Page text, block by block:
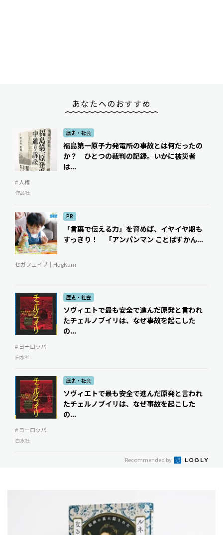
あなたへのおすすめ
歴史・社会
福島第一原子力発電所の事故とは何だったの
か？ ひとつの裁判の記録。いかに被災者
は...
# 人権
作品社
PR
「言葉で伝える力」を育めば、イヤイヤ期も
すっきり！ 「アンパンマン ことばずかん...
セガフェイブ｜HugKum
歴史・社会
ソヴィエトで最も安全で進んだ原発と言われ
たチェルノブイリは、なぜ事故を起こした
の...
# ヨーロッパ
白水社
歴史・社会
ソヴィエトで最も安全で進んだ原発と言われ
たチェルノブイリは、なぜ事故を起こした
の...
# ヨーロッパ
白水社
Recommended by